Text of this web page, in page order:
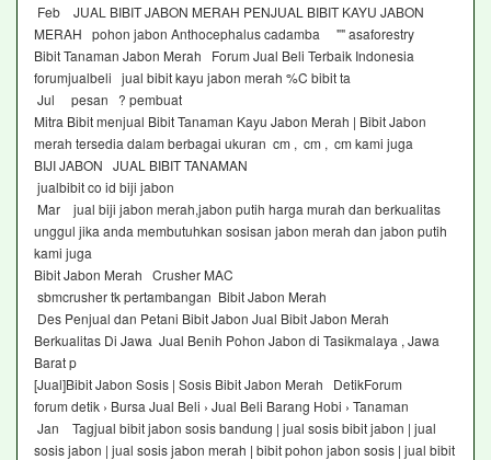
Feb JUAL BIBIT JABON MERAH PENJUAL BIBIT KAYU JABON
MERAH pohon jabon Anthocephalus cadamba "" asaforestry
Bibit Tanaman Jabon Merah Forum Jual Beli Terbaik Indonesia
forumjualbeli jual bibit kayu jabon merah %C bibit ta
Jul pesan ? pembuat
Mitra Bibit menjual Bibit Tanaman Kayu Jabon Merah | Bibit Jabon
merah tersedia dalam berbagai ukuran cm , cm , cm kami juga
BIJI JABON JUAL BIBIT TANAMAN
jualbibit co id biji jabon
Mar jual biji jabon merah,jabon putih harga murah dan berkualitas
unggul jika anda membutuhkan sosisan jabon merah dan jabon putih
kami juga
Bibit Jabon Merah Crusher MAC
sbmcrusher tk pertambangan Bibit Jabon Merah
Des Penjual dan Petani Bibit Jabon Jual Bibit Jabon Merah
Berkualitas Di Jawa Jual Benih Pohon Jabon di Tasikmalaya , Jawa
Barat p
[Jual]Bibit Jabon Sosis | Sosis Bibit Jabon Merah DetikForum
forum detik › Bursa Jual Beli › Jual Beli Barang Hobi › Tanaman
Jan Tagjual bibit jabon sosis bandung | jual sosis bibit jabon | jual
sosis jabon | jual sosis jabon merah | bibit pohon jabon sosis | jual bibit